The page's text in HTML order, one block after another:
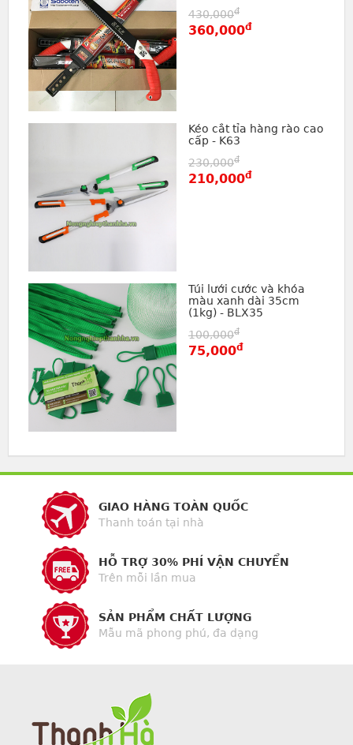
430,000đ
360,000đ
Kéo cắt tỉa hàng rào cao
cấp - K63
230,000đ
210,000đ
Túi lưới cước và khóa
màu xanh dài 35cm
(1kg) - BLX35
100,000đ
75,000đ
GIAO HÀNG TOÀN QUỐC
Thanh toán tại nhà
HỖ TRỢ 30% PHÍ VẬN CHUYỂN
Trên mỗi lần mua
SẢN PHẨM CHẤT LƯỢNG
Mẫu mã phong phú, đa dạng